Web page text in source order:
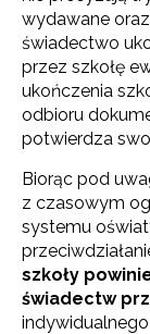
wydawane
świadectwo
przez szkołę
ukończenia
odbioru
potwierdza
Biorąc pod
z czasowym
systemu
szkoły
świadectw